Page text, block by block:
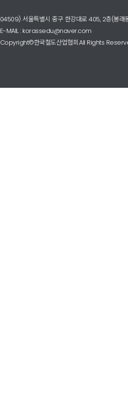
04509) 서울특별시 중구 한강대로 405, 2층(봉래
E-MAIL : korassedu@naver.com
Copyright©한국철도산업협회.All Rights